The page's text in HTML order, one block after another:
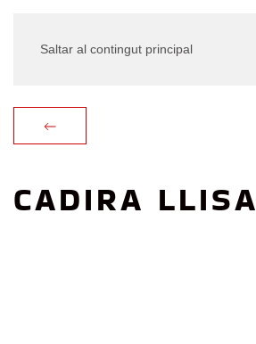
Saltar al contingut principal
CADIRA LLISA